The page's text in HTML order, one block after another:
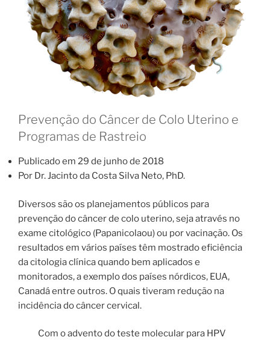
Prevenção do Câncer de Colo Uterino e
Programas de Rastreio
Publicado em 29 de junho de 2018
Por Dr. Jacinto da Costa Silva Neto, PhD.
Diversos são os planejamentos públicos para
prevenção do câncer de colo uterino, seja através no
exame citológico (Papanicolaou) ou por vacinação. Os
resultados em vários países têm mostrado eficiência
da citologia clínica quando bem aplicados e
monitorados, a exemplo dos países nórdicos, EUA,
Canadá entre outros. O quais tiveram redução na
incidência do câncer cervical.
Com o advento do teste molecular para HPV